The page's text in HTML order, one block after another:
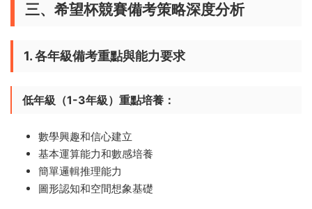
三、希望杯競賽備考策略深度分析
1. 各年級備考重點與能力要求
低年級（1-3年級）重點培養：​
數學興趣和信心建立
基本運算能力和數感培養
簡單邏輯推理能力
圖形認知和空間想象基礎